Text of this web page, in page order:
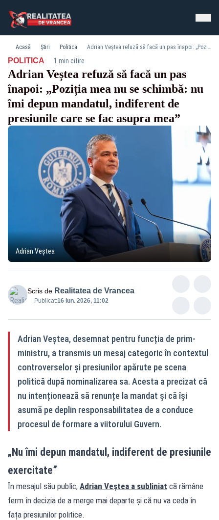
Acasă Știri Politica Adrian Veștea refuză să facă un pas înapoi: „Poziția mea nu se schimbă: nu îmi depun mandatul, indiferent de presiunile care se fac asupra mea”
POLITICA· 1 min citire
Adrian Veștea refuză să facă un pas
înapoi: „Poziția mea nu se schimbă: nu
îmi depun mandatul, indiferent de
presiunile care se fac asupra mea”
Adrian Veștea
Scris de Realitatea de Vrancea
Publicat:16 iun. 2026, 11:02
Adrian Veștea, desemnat pentru funcția de prim-
ministru, a transmis un mesaj categoric în contextul
controverselor și presiunilor apărute pe scena
politică după nominalizarea sa. Acesta a precizat că
nu intenționează să renunțe la mandat și că își
asumă pe deplin responsabilitatea de a conduce
procesul de formare a viitorului Guvern.
„Nu îmi depun mandatul, indiferent de presiunile
exercitate”
În mesajul său public, Adrian Veștea a subliniat că rămâne
ferm în decizia de a merge mai departe și că nu va ceda în
fața presiunilor politice.